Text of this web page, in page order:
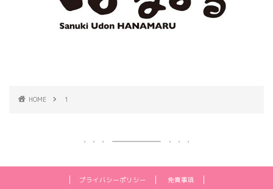
HOME 1
プライバシーポリシー 免責事項